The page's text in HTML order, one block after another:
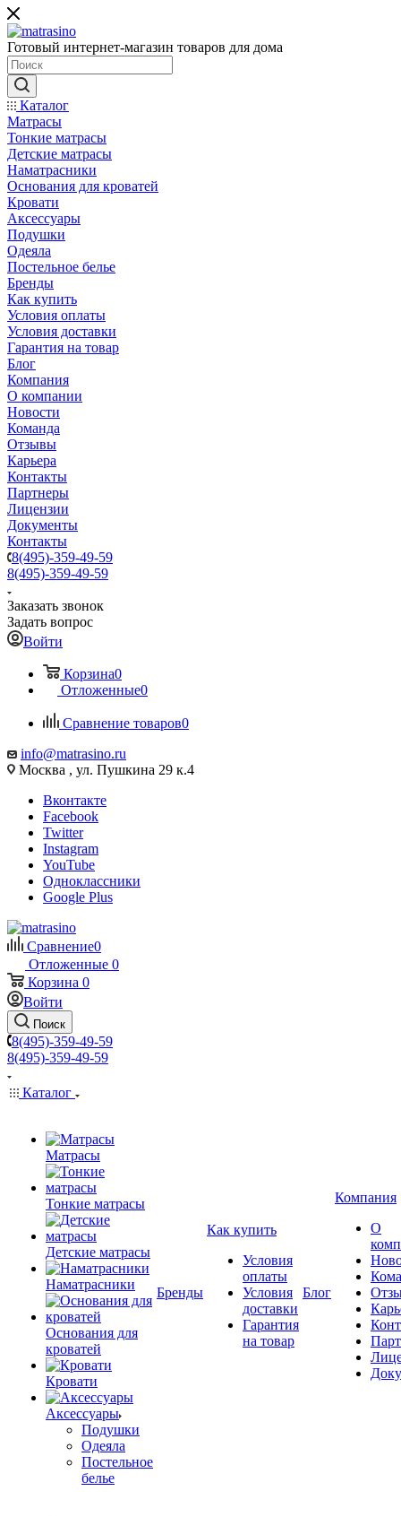
Готовый интернет-магазин товаров для дома
Каталог
Матрасы
Тонкие матрасы
Детские матрасы
Наматрасники
Основания для кроватей
Кровати
Аксессуары
Подушки
Одеяла
Постельное белье
Бренды
Как купить
Условия оплаты
Условия доставки
Гарантия на товар
Блог
Компания
О компании
Новости
Команда
Отзывы
Карьера
Контакты
Партнеры
Лицензии
Документы
Контакты
8(495)-359-49-59
8(495)-359-49-59
Заказать звонок
Задать вопрос
Войти
Корзина0
Отложенные0
Сравнение товаров0
info@matrasino.ru
Москва , ул. Пушкина 29 к.4
Вконтакте
Facebook
Twitter
Instagram
YouTube
Одноклассники
Google Plus
Сравнение0
Отложенные 0
Корзина 0
Войти
Поиск
8(495)-359-49-59
8(495)-359-49-59
Каталог
Матрасы
Тонкие матрасы
Детские матрасы
Наматрасники
Основания для
кроватей
Кровати
Аксессуары
Подушки
Одеяла
Постельное
белье
Бренды
Как купить
Условия
оплаты
Условия
доставки
Гарантия
на товар
Блог
Компания
О